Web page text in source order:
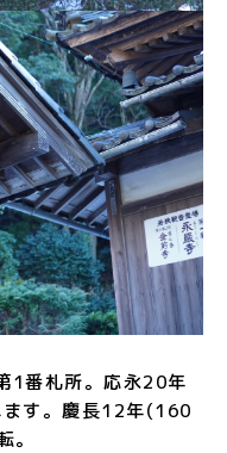
1番札所。応永20年
す。慶長12年(160